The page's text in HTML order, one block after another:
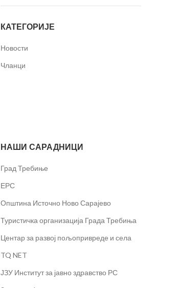
КАТЕГОРИЈЕ
Новости
Чланци
НАШИ САРАДНИЦИ
Град Требиње
ЕРС
Општина Источно Ново Сарајево
Туристичка организација Града Требиња
Центар за развој пољопривреде и села
TQ NET
ЈЗУ Институт за јавно здравство РС